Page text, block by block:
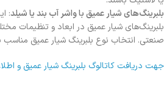
بلبرینگ‌های شیار عمیق با واشر آب بند یا شیلد:
بلبرینگ‌های شیار عمیق در ابعاد و تنظیمات
صنعتی. انتخاب نوع بلبرینگ شیار عمیق مناسب
جهت دریافت کاتالوگ بلبرینگ شیار عمیق و